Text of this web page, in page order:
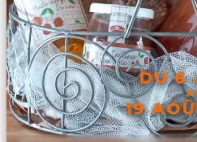
DU 6
19